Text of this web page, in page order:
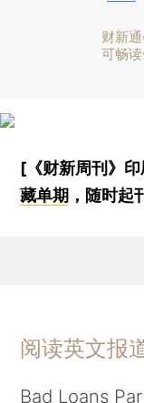
财新
可畅
[《财新周刊》印
藏单期 ，随时起
阅读英文报
Bad Loans